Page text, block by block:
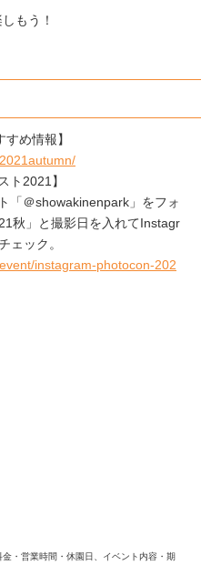
もう！
め情報】
ト2021】
「＠showakinenpark」をフォ
秋」と撮影日を入れてInstagr
ェック。
instagram-photocon-202
・営業時間・休園日、イベント内容・期